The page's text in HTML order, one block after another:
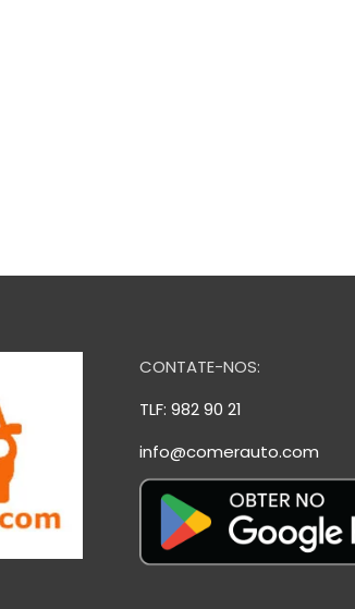
CONTATE-NOS:
TLF: 982 90 21
info@comerauto.com